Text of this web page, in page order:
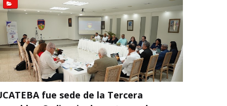
fue sede de la Tercera